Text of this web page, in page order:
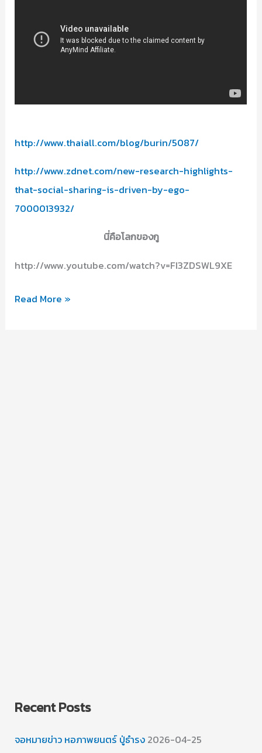
http://www.thaiall.com/blog/burin/5087/
http://www.zdnet.com/new-research-highlights-
that-social-sharing-is-driven-by-ego-
7000013932/
นี่คือโลกของกู
http://www.youtube.com/watch?v=FI3ZDSWL9XE
แรง
Read More »
Recent Posts
จอหมายข่าว หอภาพยนตร์ ปู่ธำรง 2026-04-25